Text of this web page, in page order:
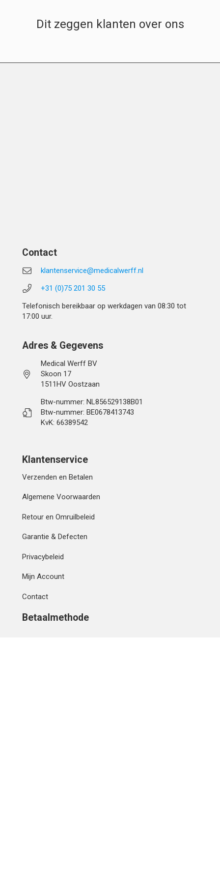
Dit zeggen klanten over ons
Contact
klantenservice@medicalwerff.nl
+31 (0)75 201 30 55
Telefonisch bereikbaar op werkdagen van 08:30 tot
17:00 uur.
Adres & Gegevens
Medical Werff BV
Skoon 17
1511HV Oostzaan
Btw-nummer: NL856529138B01
Btw-nummer: BE0678413743
KvK: 66389542
Klantenservice
Verzenden en Betalen
Algemene Voorwaarden
Retour en Omruilbeleid
Garantie & Defecten
Privacybeleid
Mijn Account
Contact
Betaalmethode